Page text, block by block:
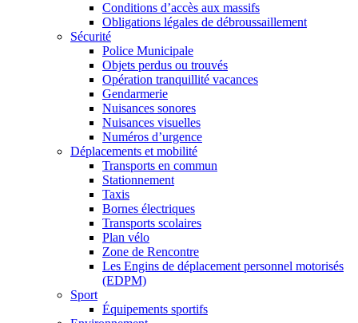
Conditions d’accès aux massifs
Obligations légales de débroussaillement
Sécurité
Police Municipale
Objets perdus ou trouvés
Opération tranquillité vacances
Gendarmerie
Nuisances sonores
Nuisances visuelles
Numéros d’urgence
Déplacements et mobilité
Transports en commun
Stationnement
Taxis
Bornes électriques
Transports scolaires
Plan vélo
Zone de Rencontre
Les Engins de déplacement personnel motorisés
(EDPM)
Sport
Équipements sportifs